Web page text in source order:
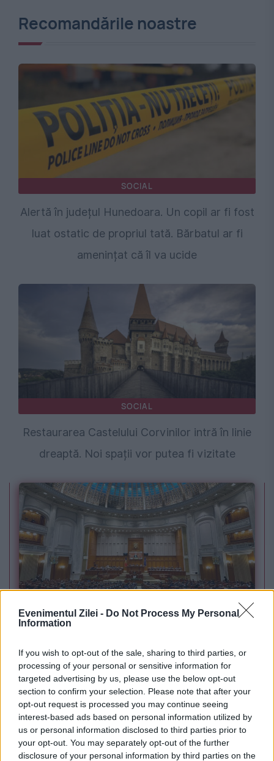
Evenimentul Zilei - Do Not Process My Personal
Information
If you wish to opt-out of the sale, sharing to third parties, or
processing of your personal or sensitive information for
targeted advertising by us, please use the below opt-out
section to confirm your selection. Please note that after your
opt-out request is processed you may continue seeing
interest-based ads based on personal information utilized by
us or personal information disclosed to third parties prior to
your opt-out. You may separately opt-out of the further
disclosure of your personal information by third parties on the
Recomandările noastre
SOCIAL
Alertă în județul Hunedoara. Un copil ar fi fost
luat ostatic de propriul tată. Bărbatul ar fi
amenințat că îl va ucide
SOCIAL
Restaurarea Castelului Corvinilor intră în linie
dreaptă. Noi spații vor putea fi vizitate
pierderea a 5,8 miliarde de euro din PNRR și a
deblocat 16,7 miliarde din SAFE